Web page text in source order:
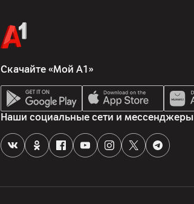
Скачайте «Мой А1»
Наши социальные сети и мессенджеры